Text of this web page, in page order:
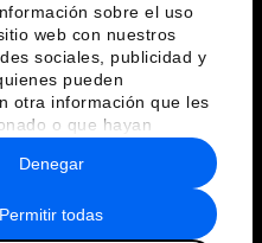
sobre el uso
web con nuestros
sociales, publicidad y
pueden
otra información que les
o que hayan
del uso que haya
Permitir todas
Denegar
y normas de uso